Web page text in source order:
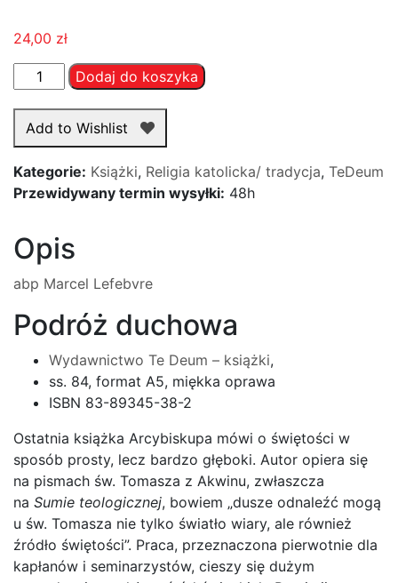
24,00 zł
ilość
Podróż
duchowa
Dodaj do koszyka
Add to Wishlist
Kategorie: Książki, Religia katolicka/ tradycja, TeDeum
Przewidywany termin wysyłki: 48h
Opis
abp Marcel Lefebvre
Podróż duchowa
Wydawnictwo Te Deum – książki,
ss. 84, format A5, miękka oprawa
ISBN 83-89345-38-2
Ostatnia książka Arcybiskupa mówi o świętości w
sposób prosty, lecz bardzo głęboki. Autor opiera się
na pismach św. Tomasza z Akwinu, zwłaszcza
na Sumie teologicznej, bowiem „dusze odnaleźć mogą
u św. Tomasza nie tylko światło wiary, ale również
źródło świętości”. Praca, przeznaczona pierwotnie dla
kapłanów i seminarzystów, cieszy się dużym